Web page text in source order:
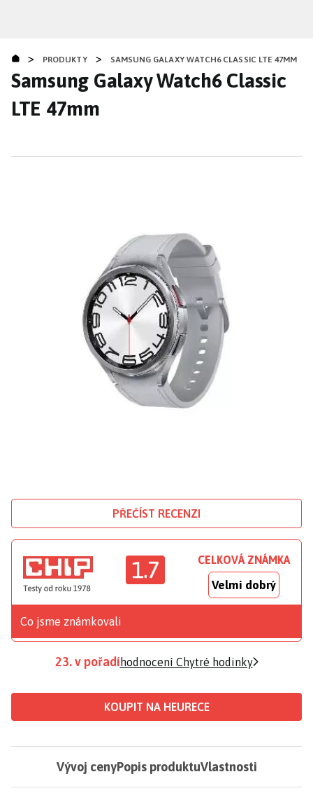
obsahu
> PRODUKTY > SAMSUNG GALAXY WATCH6 CLASSIC LTE 47MM
Samsung Galaxy Watch6 Classic
LTE 47mm
PŘEČÍST RECENZI
1.7 CELKOVÁ ZNÁMKA
Velmi dobrý
Co jsme známkovali
23. v pořadí hodnocení Chytré hodinky
KOUPIT NA HEURECE
Vývoj cenyPopis produktuVlastnosti